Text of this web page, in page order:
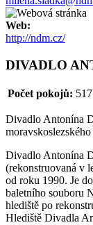
Web:
http://ndm.cz/
DIVADLO
Počet pokojů: 517
Divadlo Antonína
Divadlo Antonína
(rekonstruovaná v
od roku 1990. Je
baletního souboru
hlediště po
Hlediště Divadla